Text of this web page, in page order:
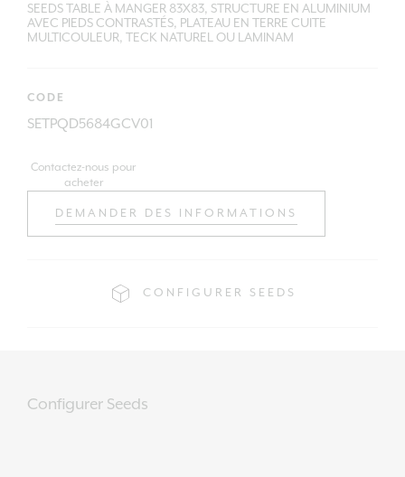
SEEDS TABLE À MANGER 83X83, STRUCTURE EN ALUMINIUM
AVEC PIEDS CONTRASTÉS, PLATEAU EN TERRE CUITE
MULTICOULEUR, TECK NATUREL OU LAMINAM
CODE
SETPQD5684GCV01
Contactez-nous pour
acheter
DEMANDER DES INFORMATIONS
CONFIGURER SEEDS
Configurer Seeds